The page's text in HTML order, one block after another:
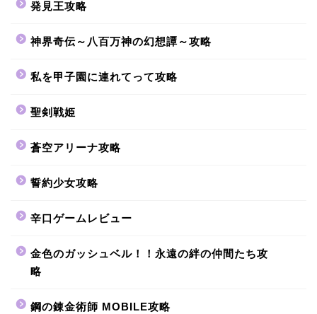
発見王攻略
神界奇伝～八百万神の幻想譚～攻略
私を甲子園に連れてって攻略
聖剣戦姫
蒼空アリーナ攻略
誓約少女攻略
辛口ゲームレビュー
金色のガッシュベル！！永遠の絆の仲間たち攻
略
鋼の錬金術師 MOBILE攻略